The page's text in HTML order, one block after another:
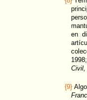
en
Civil,
{9}